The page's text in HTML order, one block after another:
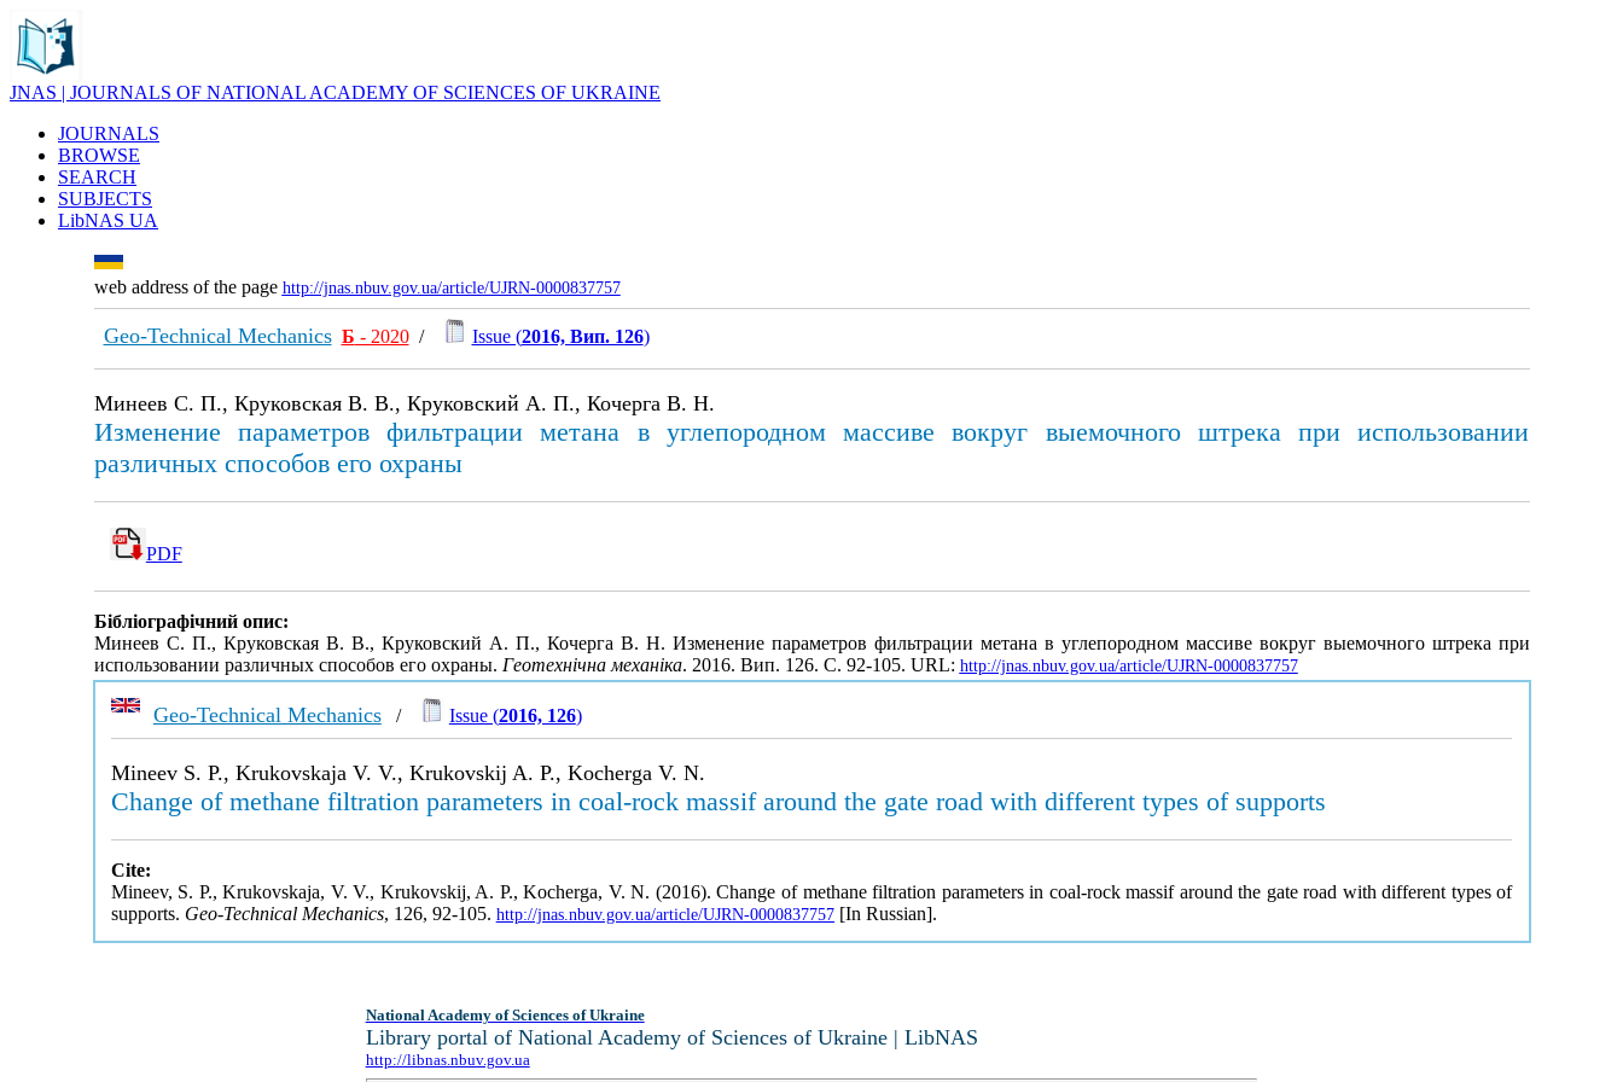
JNAS | JOURNALS OF NATIONAL ACADEMY OF SCIENCES OF UKRAINE
JOURNALS
BROWSE
SEARCH
SUBJECTS
LibNAS UA
web address of the page http://jnas.nbuv.gov.ua/article/UJRN-0000837757
Geo-Technical Mechanics Б - 2020/ Issue (2016, Вип. 126)
Минеев С. П., Круковская В. В., Круковский А. П., Кочерга В. Н.
Изменение параметров фильтрации метана в углепородном массиве вокруг выемочного штрека при использовании
различных способов его охраны
PDF
Бібліографічний опис:
Минеев С. П., Круковская В. В., Круковский А. П., Кочерга В. Н. Изменение параметров фильтрации метана в углепородном массиве вокруг выемочного штрека при
использовании различных способов его охраны. Геотехнічна механіка. 2016. Вип. 126. С. 92-105. URL: http://jnas.nbuv.gov.ua/article/UJRN-0000837757
Geo-Technical Mechanics/ Issue (2016, 126)
Mineev S. P., Krukovskaja V. V., Krukovskij A. P., Kocherga V. N.
Change of methane filtration parameters in coal-rock massif around the gate road with different types of supports
Cite:
Mineev, S. P., Krukovskaja, V. V., Krukovskij, A. P., Kocherga, V. N. (2016). Change of methane filtration parameters in coal-rock massif around the gate road with different types of
supports. Geo-Technical Mechanics, 126, 92-105. http://jnas.nbuv.gov.ua/article/UJRN-0000837757[In Russian].
National Academy of Sciences of Ukraine
Library portal of National Academy of Sciences of Ukraine | LibNAS
http://libnas.nbuv.gov.ua